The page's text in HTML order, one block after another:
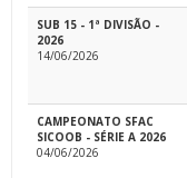
SUB 15 - 1ª DIVISÃO -
2026
14/06/2026
CAMPEONATO SFAC
SICOOB - SÉRIE A 2026
04/06/2026